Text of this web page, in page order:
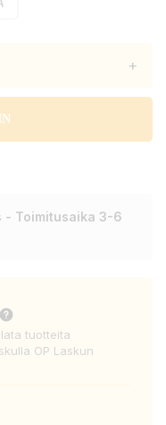
+
- Toimitusaika 3-6
tuotteita
OP Laskun